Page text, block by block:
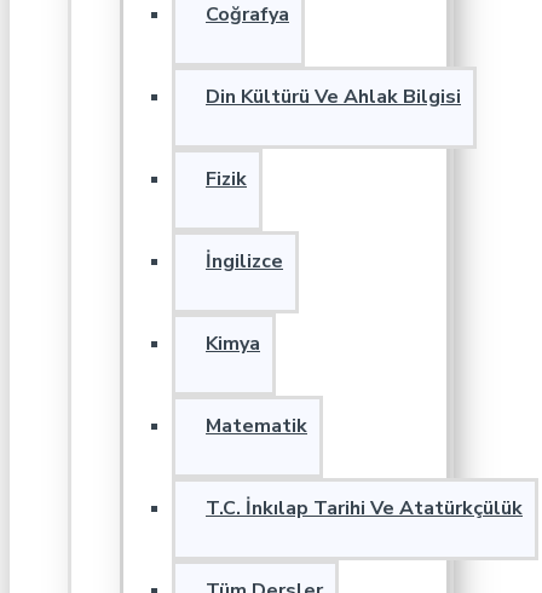
Coğrafya
Din Kültürü Ve Ahlak Bilgisi
Fizik
İngilizce
Kimya
Matematik
T.C. İnkılap Tarihi Ve Atatürkçülük